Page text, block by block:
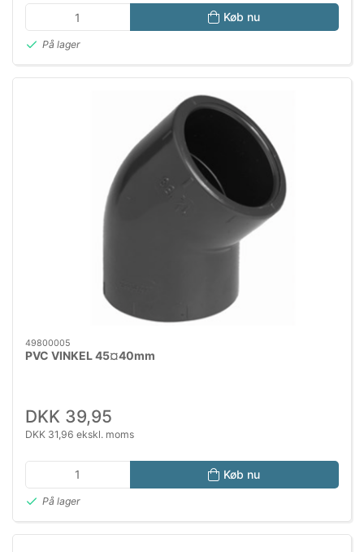
Køb nu
På lager
49800005
PVC VINKEL 45¤40mm
DKK 39,95
DKK 31,96 ekskl. moms
Køb nu
På lager